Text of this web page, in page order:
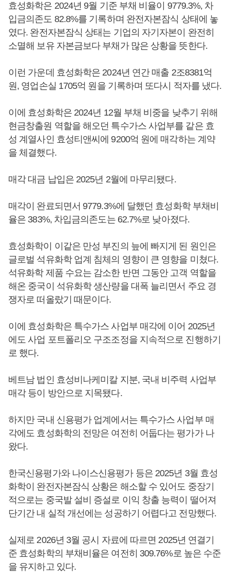
효성화학은 2024년 9월 기준 부채 비율이 9779.3%, 차
입금의존도 82.8%를 기록하며 완전자본잠식 상태에 놓
였다. 완전자본잠식 상태는 기업의 자기자본이 완전히
소멸해 보유 자본금보다 부채가 많은 상황을 뜻한다.
이런 가운데 효성화학은 2024년 연간 매출 2조8381억
원, 영업손실 1705억 원을 기록하며 또다시 적자를 냈다.
이에 효성화학은 2024년 12월 부채 비중을 낮추기 위해
현금창출원 역할을 해오던 특수가스 사업부를 같은 효
성 계열사인 효성티앤씨에 9200억 원에 매각하는 계약
을 체결했다.
매각 대금 납입은 2025년 2월에 마무리됐다.
매각이 완료되면서 9779.3%에 달했던 효성화학 부채비
율은 383%, 차입금의존도는 62.7%로 낮아졌다.
효성화학이 이같은 만성 부진의 늪에 빠지게 된 원인은
글로벌 석유화학 업계 침체의 영향이 큰 영향을 미쳤다.
석유화학 제품 수요는 감소한 반면 그동안 고객 역할을
해온 중국이 석유화학 생산량을 대폭 늘리면서 주요 경
쟁자로 떠올랐기 때문이다.
이에 효성화학은 특수가스 사업부 매각에 이어 2025년
에도 사업 포트폴리오 구조조정을 지속적으로 진행하기
로 했다.
베트남 법인 효성비나케미칼 지분, 국내 비주력 사업부
매각 등이 방안으로 지목됐다.
하지만 국내 신용평가 업계에서는 특수가스 사업부 매
각에도 효성화학의 전망은 여전히 어둡다는 평가가 나
왔다.
한국신용평가와 나이스신용평가 등은 2025년 3월 효성
화학이 완전자본잠식 상황은 해소할 수 있어도 중장기
적으로는 중국발 설비 증설로 이익 창출 능력이 떨어져
단기간 내 실적 개선에는 성공하기 어렵다고 전망했다.
실제로 2026년 3월 공시 자료에 따르면 2025년 연결기
준 효성화학의 부채비율은 여전히 309.76%로 높은 수준
을 유지하고 있다.